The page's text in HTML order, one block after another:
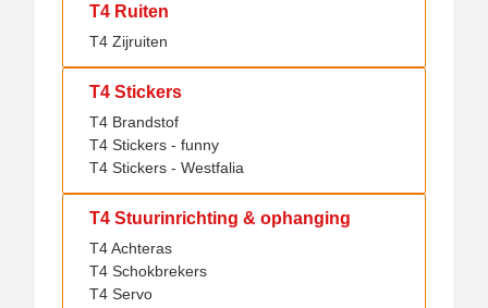
T4 Ruiten
T4 Zijruiten
T4 Stickers
T4 Brandstof
T4 Stickers - funny
T4 Stickers - Westfalia
T4 Stuurinrichting & ophanging
T4 Achteras
T4 Schokbrekers
T4 Servo